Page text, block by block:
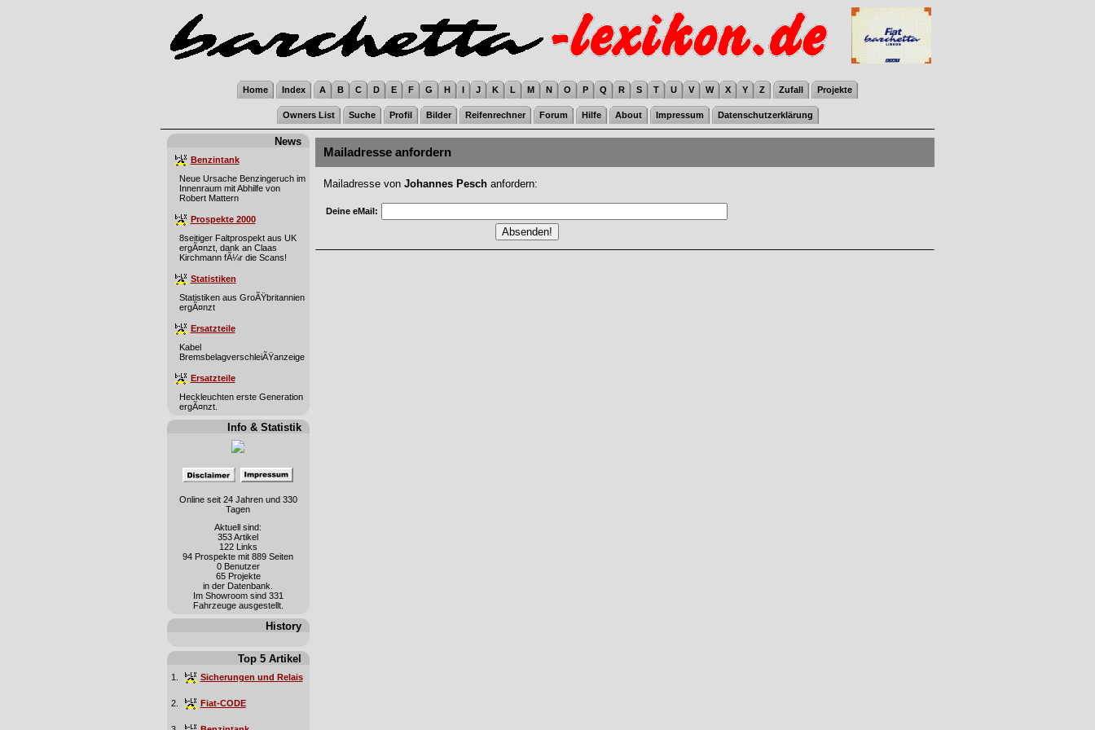
Home Index A B C D E F G H I J K L M N O P Q R S T U V W X Y Z Zufall Projekte
Owners List Suche Profil Bilder Reifenrechner Forum Hilfe About Impressum Datenschutzerklärung
News
Benzintank
Neue Ursache Benzingeruch im
Innenraum mit Abhilfe von
Robert Mattern
Prospekte 2000
8seitiger Faltprospekt aus UK
ergÃ¤nzt, dank an Claas
Kirchmann fÃ¼r die Scans!
Statistiken
Statistiken aus GroÃŸbritannien
ergÃ¤nzt
Ersatzteile
Kabel
BremsbelagverschleiÃŸanzeige
Ersatzteile
Heckleuchten erste Generation
ergÃ¤nzt.
Info & Statistik
Online seit 24 Jahren und 330
Tagen
Aktuell sind:
353 Artikel
122 Links
94 Prospekte mit 889 Seiten
0 Benutzer
65 Projekte
in der Datenbank.
Im Showroom sind 331
Fahrzeuge ausgestellt.
History
Top 5 Artikel
1. Sicherungen und Relais
2. Fiat-CODE
Mailadresse anfordern
Mailadresse von Johannes Pesch anfordern:
Deine eMail: